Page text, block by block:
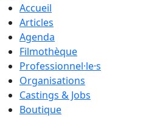
Accueil
Articles
Agenda
Filmothèque
Professionnel·le·s
Organisations
Castings & Jobs
Boutique